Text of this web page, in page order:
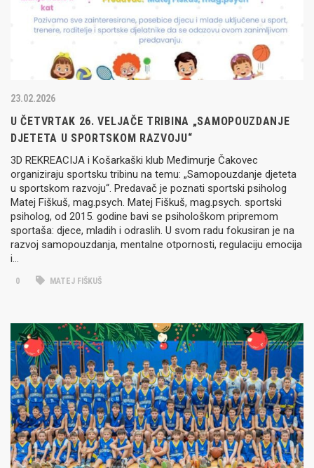
23.02.2026
U ČETVRTAK 26. VELJAČE TRIBINA „SAMOPOUZDANJE
DJETETA U SPORTSKOM RAZVOJU“
3D REKREACIJA i Košarkaški klub Međimurje Čakovec
organiziraju sportsku tribinu na temu: „Samopouzdanje djeteta
u sportskom razvoju“. Predavač je poznati sportski psiholog
Matej Fiškuš, mag.psych. Matej Fiškuš, mag.psych. sportski
psiholog, od 2015. godine bavi se psihološkom pripremom
sportaša: djece, mladih i odraslih. U svom radu fokusiran je na
razvoj samopouzdanja, mentalne otpornosti, regulaciju emocija
i…
0 MATEJ FIŠKUŠ